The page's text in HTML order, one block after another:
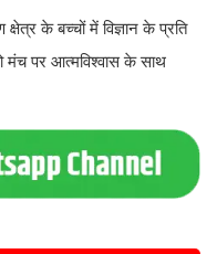
के बच्चों में विज्ञान के प्रति
मंच पर आत्मविश्वास के साथ